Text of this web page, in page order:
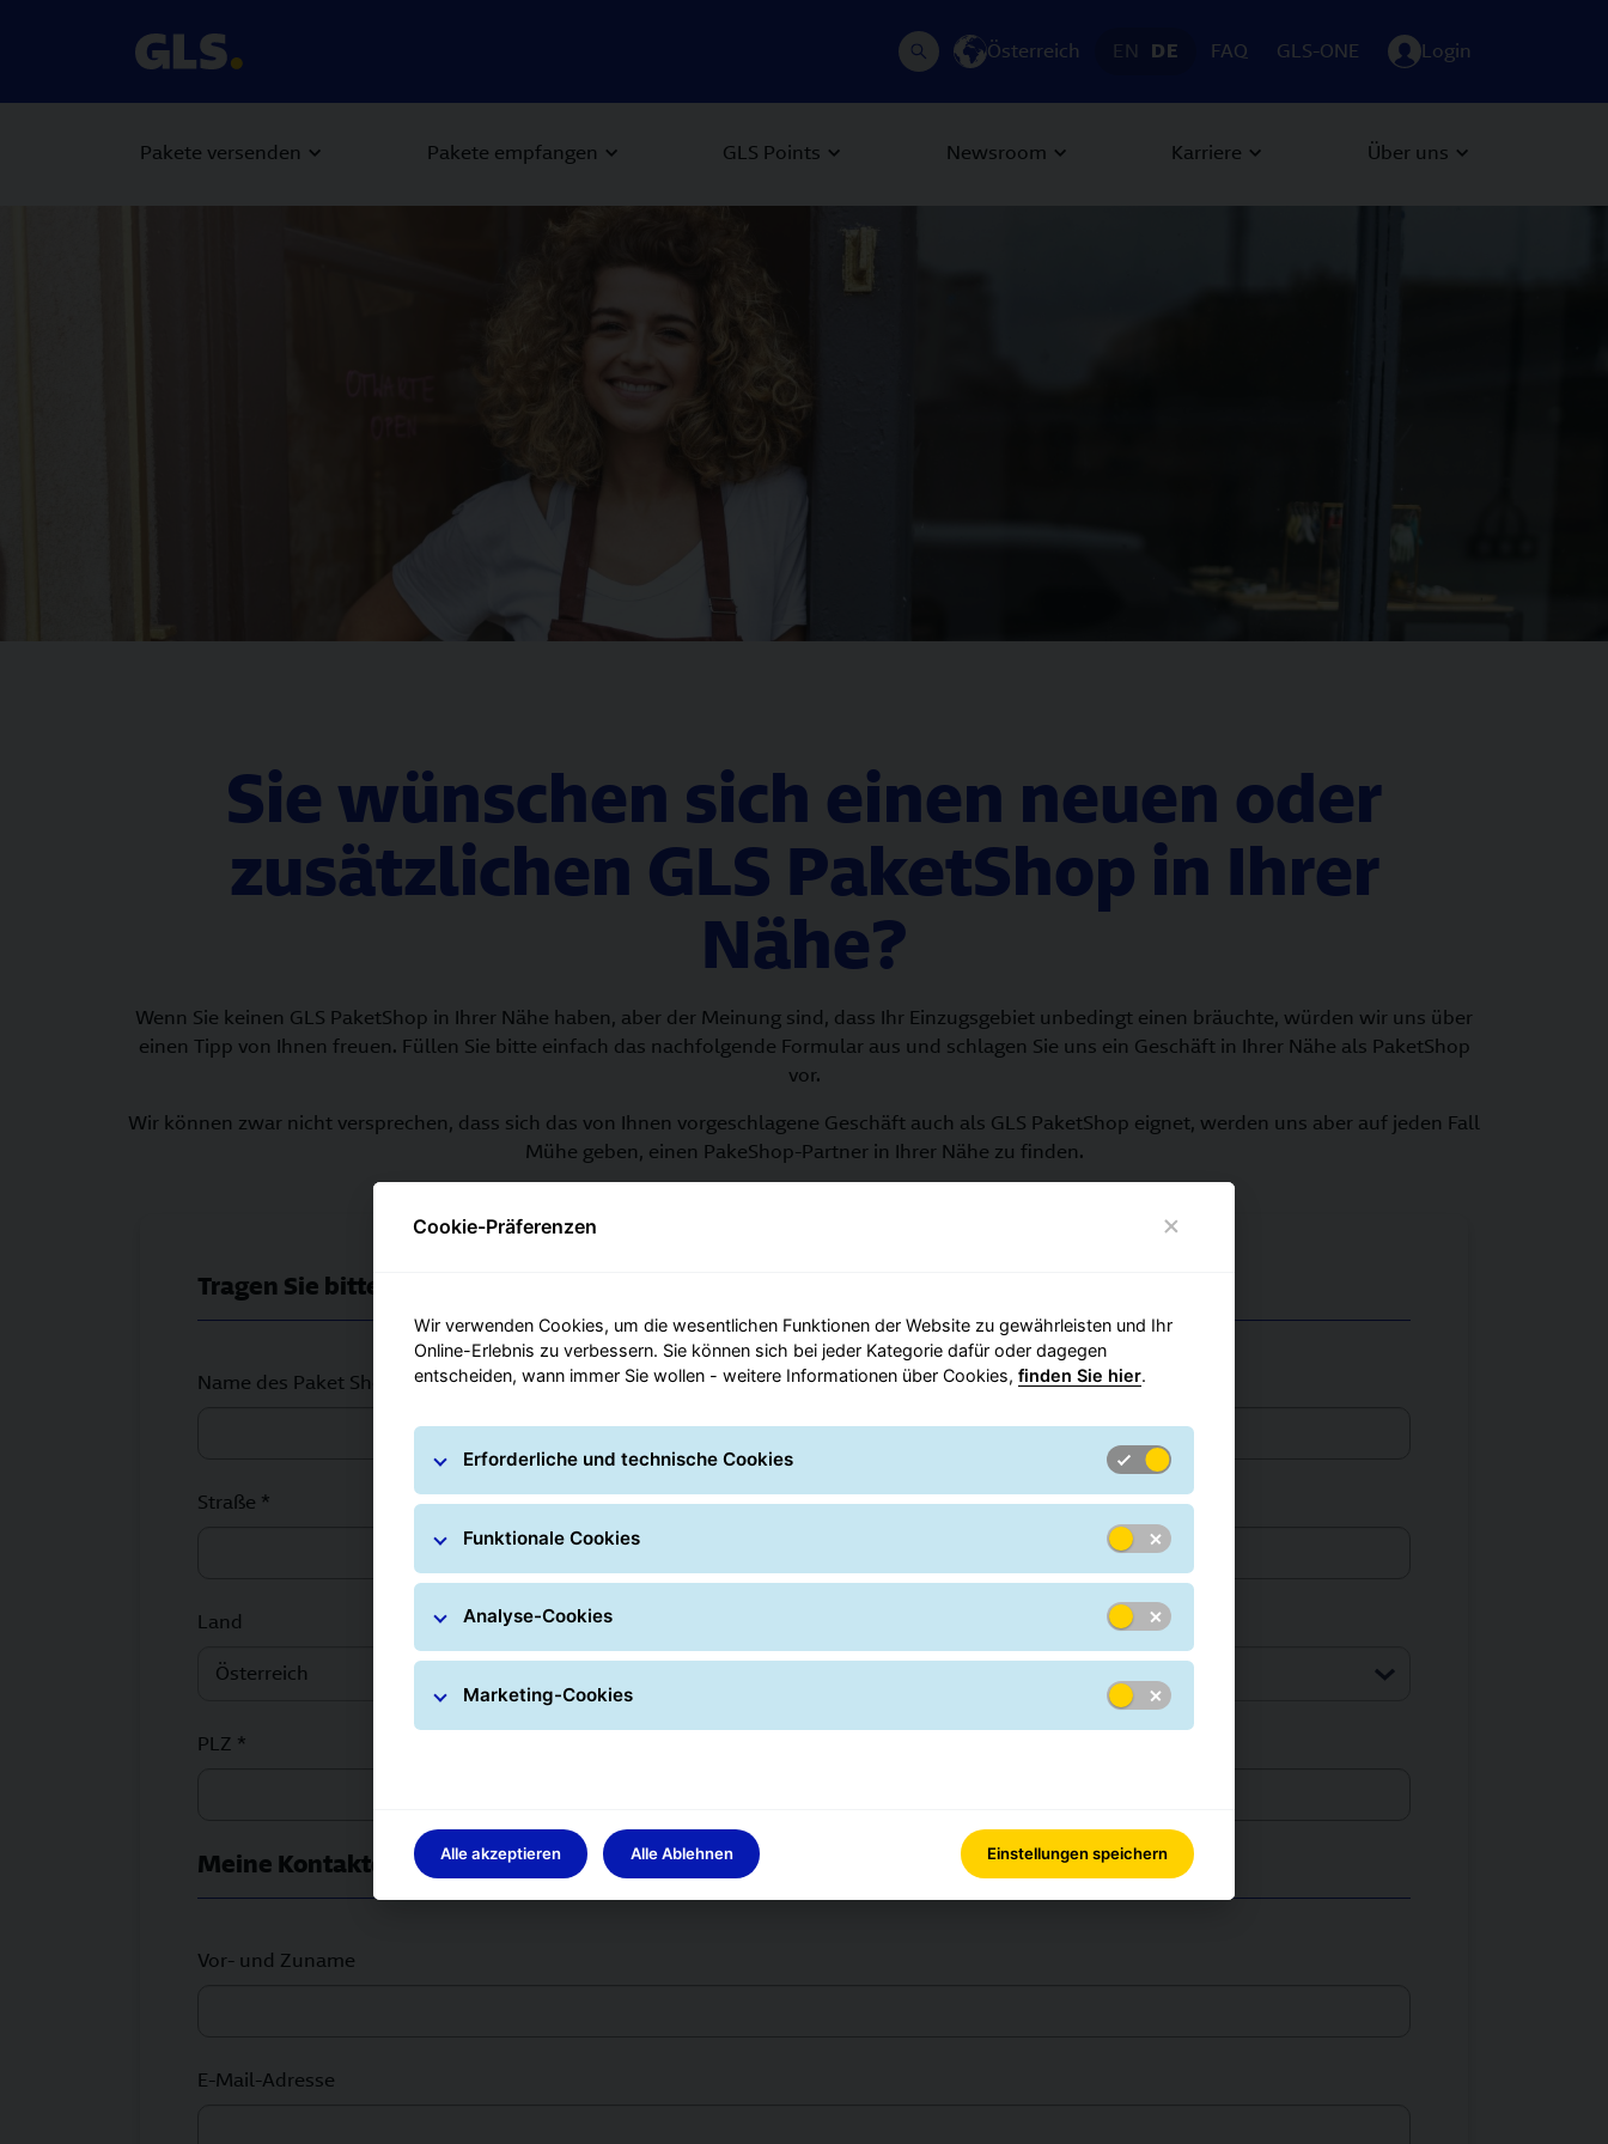
Österreich EN DE FAQ GLS-ONE Login
Pakete versenden Pakete empfangen GLS Points Newsroom Karriere Über uns
Sie wünschen sich einen neuen oder
zusätzlichen GLS PaketShop in Ihrer
Nähe?
Wenn Sie keinen GLS PaketShop in Ihrer Nähe haben, aber der Meinung sind, dass Ihr Einzugsgebiet unbedingt einen bräuchte, würden wir uns über
einen Tipp von Ihnen freuen. Füllen Sie bitte einfach das nachfolgende Formular aus und schlagen Sie uns ein Geschäft in Ihrer Nähe als PaketShop
vor.
Wir können zwar nicht versprechen, dass sich das von Ihnen vorgeschlagene Geschäft auch als GLS PaketShop eignet, werden uns aber auf jeden Fall
Mühe geben, einen PakeShop-Partner in Ihrer Nähe zu finden.
Tragen Sie bitte hier die Kontaktdaten eines möglichen neuen Paket Shops ein.
Name des Paket Shops *
Straße * Hausnummer
Land
Österreich
PLZ *
Meine Kontaktdaten
Vor- und Zuname
E-Mail-Adresse
Cookie-Präferenzen
Wir verwenden Cookies, um die wesentlichen Funktionen der Website zu gewährleisten und Ihr
Online-Erlebnis zu verbessern. Sie können sich bei jeder Kategorie dafür oder dagegen
entscheiden, wann immer Sie wollen - weitere Informationen über Cookies, finden Sie hier.
Erforderliche und technische Cookies
Funktionale Cookies
Analyse-Cookies
Marketing-Cookies
Alle akzeptieren Alle Ablehnen Einstellungen speichern